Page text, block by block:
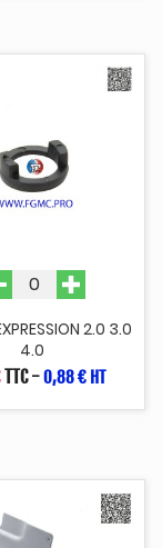
2.0 3.0
4.0
TTC-0,88 € HT